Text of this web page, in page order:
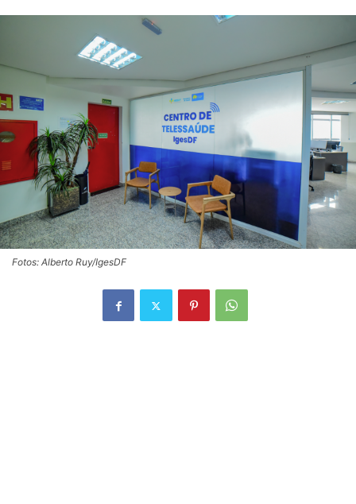
Fotos: Alberto Ruy/IgesDF